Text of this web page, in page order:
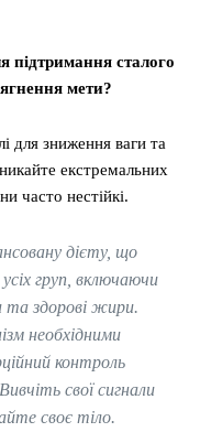
підтримання сталого
мети?
для зниження ваги та
екстремальних
часто нестійкі.
дієту, що
груп, включаючи
та здорові жири.
необхідними
контроль
свої сигнали
своє тіло.